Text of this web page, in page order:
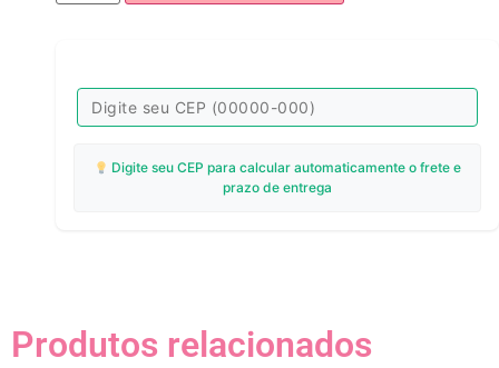
Digite seu CEP para calcular automaticamente o frete e
prazo de entrega
Produtos relacionados